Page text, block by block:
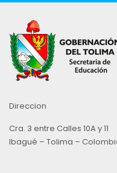
Direccion
Cra. 3 entre Calles 10A y 11
Ibagué – Tolima –